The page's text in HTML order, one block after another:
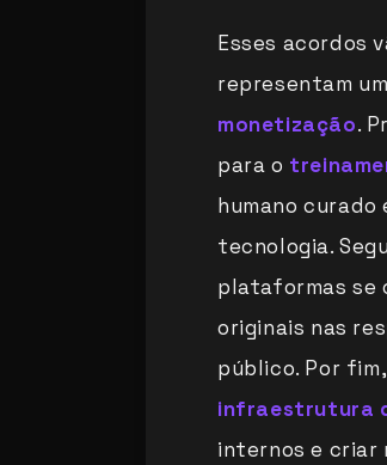
Esses acordos
representam
monetização.
para o
humano
tecnologia.
plataformas se
originais nas
público. Por
infraestrutura
internos e criar